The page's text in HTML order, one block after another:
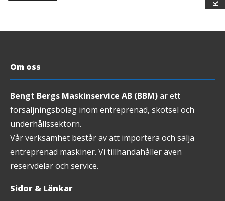
Om oss
Bengt Bergs Maskinservice AB (BBM)är ett
försäljningsbolag inom entreprenad, skötsel och
underhållssektorn.
Vår verksamhet består av att importera och sälja
entreprenad maskiner. Vi tillhandahåller även
reservdelar och service.
Sidor & Länkar